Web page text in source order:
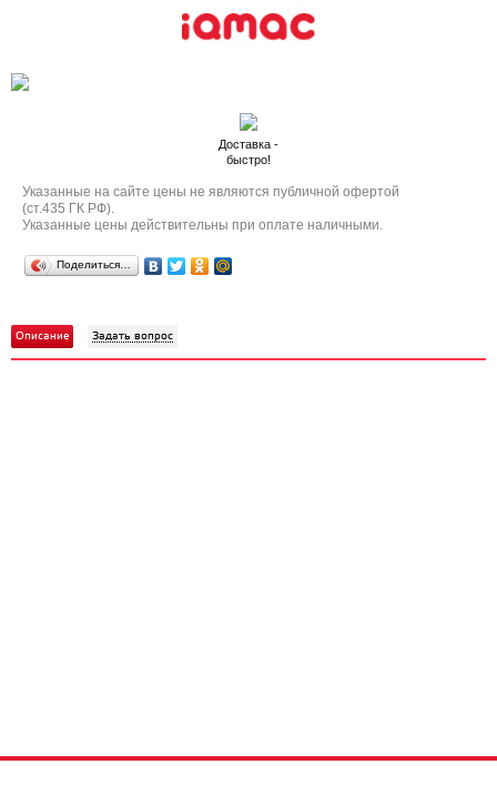
Доставка -
быстро!
Указанные на сайте цены не являются публичной офертой
(ст.435 ГК РФ).
Указанные цены действительны при оплате наличными.
Поделиться…
Описание Задать вопрос